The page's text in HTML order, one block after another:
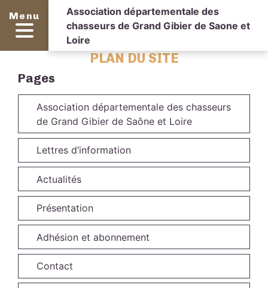
Menu
Association départementale des
chasseurs de Grand Gibier de Saone et
Loire
PLAN DU SITE
Pages
Association départementale des chasseurs
de Grand Gibier de Saône et Loire
Lettres d’information
Actualités
Présentation
Adhésion et abonnement
Contact